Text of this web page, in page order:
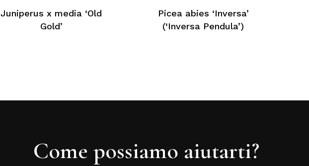
Juniperus x media ‘Old
Gold’
Picea abies ‘Inversa’
(‘Inversa Pendula’)
Come possiamo aiutarti?